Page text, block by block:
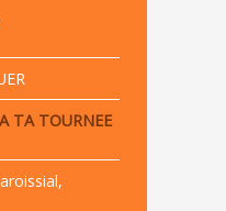
TA TOURNEE